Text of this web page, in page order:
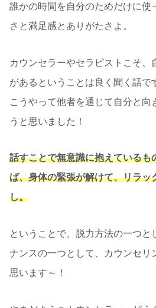
誰かの時間を自分のためだけに使
さと満足感とありがたさよ。
カウンセラーやセラピストこそ、
があるということは良く聞く話で
こうやって他者を通じて自分と向
うと思いました！
話すことで無意識に抱えているも
ば、身体の緊張が解けて、リラッ
し。
ということで、脱力方法の一つと
ナンスの一つとして、カウンセリ
思います～！